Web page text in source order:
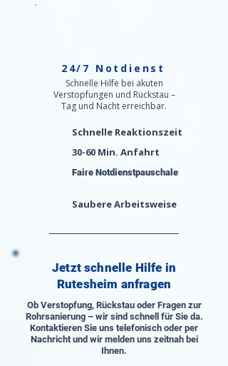
24/7 Notdienst
Schnelle Hilfe bei akuten
Verstopfungen und Rückstau –
Tag und Nacht erreichbar.
Schnelle Reaktionszeit
30-60 Min. Anfahrt
Faire Notdienstpauschale
Saubere Arbeitsweise
Jetzt schnelle Hilfe in
Rutesheim anfragen
Ob Verstopfung, Rückstau oder Fragen zur
Rohrsanierung – wir sind schnell für Sie da.
Kontaktieren Sie uns telefonisch oder per
Nachricht und wir melden uns zeitnah bei
Ihnen.